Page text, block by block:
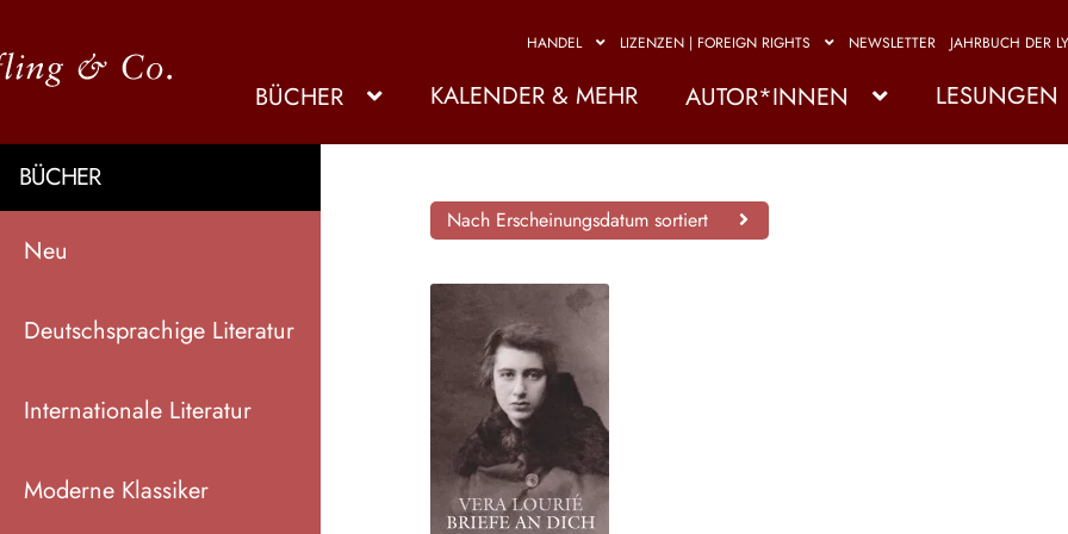
HANDEL LIZENZEN | FOREIGN RIGHTS NEWSLETTER JAHRBUCH DER
BÜCHER KALENDER & MEHR AUTOR*INNEN LESUNGEN
BÜCHER
Neu
Deutschsprachige Literatur
Internationale Literatur
Moderne Klassiker
Nach Erscheinungsdatum sortiert